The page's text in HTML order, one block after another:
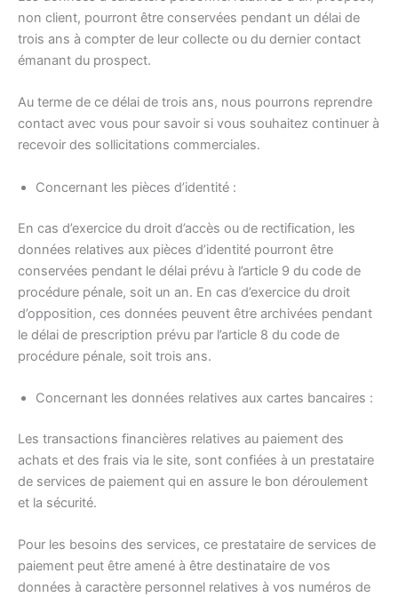
non client, pourront être conservées pendant un délai de
trois ans à compter de leur collecte ou du dernier contact
émanant du prospect.
Au terme de ce délai de trois ans, nous pourrons reprendre
contact avec vous pour savoir si vous souhaitez continuer à
recevoir des sollicitations commerciales.
Concernant les pièces d’identité :
En cas d’exercice du droit d’accès ou de rectification, les
données relatives aux pièces d’identité pourront être
conservées pendant le délai prévu à l’article 9 du code de
procédure pénale, soit un an. En cas d’exercice du droit
d’opposition, ces données peuvent être archivées pendant
le délai de prescription prévu par l’article 8 du code de
procédure pénale, soit trois ans.
Concernant les données relatives aux cartes bancaires :
Les transactions financières relatives au paiement des
achats et des frais via le site, sont confiées à un prestataire
de services de paiement qui en assure le bon déroulement
et la sécurité.
Pour les besoins des services, ce prestataire de services de
paiement peut être amené à être destinataire de vos
données à caractère personnel relatives à vos numéros de